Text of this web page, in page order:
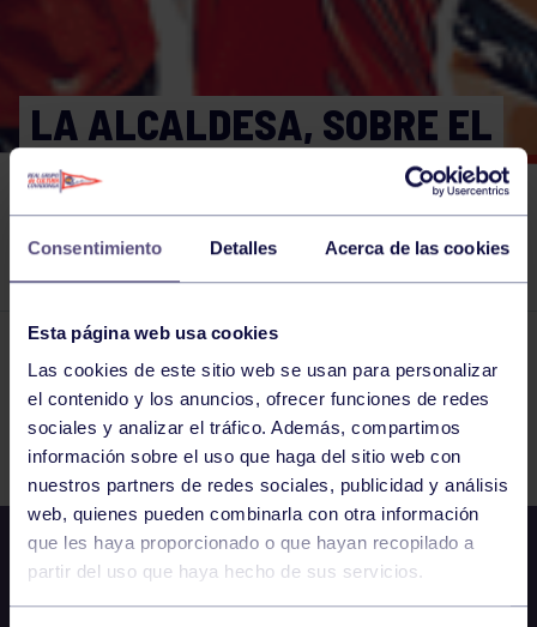
Consentimiento Detalles Acerca de las cookies
Esta página web usa cookies
Las cookies de este sitio web se usan para personalizar
el contenido y los anuncios, ofrecer funciones de redes
sociales y analizar el tráfico. Además, compartimos
información sobre el uso que haga del sitio web con
nuestros partners de redes sociales, publicidad y análisis
web, quienes pueden combinarla con otra información
que les haya proporcionado o que hayan recopilado a
partir del uso que haya hecho de sus servicios.
LA ALCALDESA, SOBRE EL
ARGAYO DEL PILES: «LO
ÚNICO QUE SE PUEDE HACER
ES ARREGLARLO».
El grupo en prensa 20 ENE 2023
Comparte